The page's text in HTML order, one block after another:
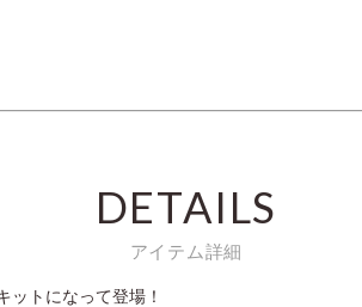
DETAILS
アイテム詳細
ットになって登場！